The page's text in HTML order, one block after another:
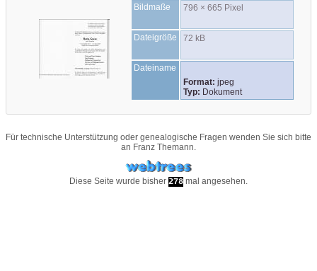
Bildmaße 796 × 665 Pixel
Dateigröße 72 kB
Dateiname
Format: jpeg
Typ: Dokument
Für technische Unterstützung oder genealogische Fragen wenden Sie sich bitte
an Franz Themann.
Diese Seite wurde bisher 278 mal angesehen.